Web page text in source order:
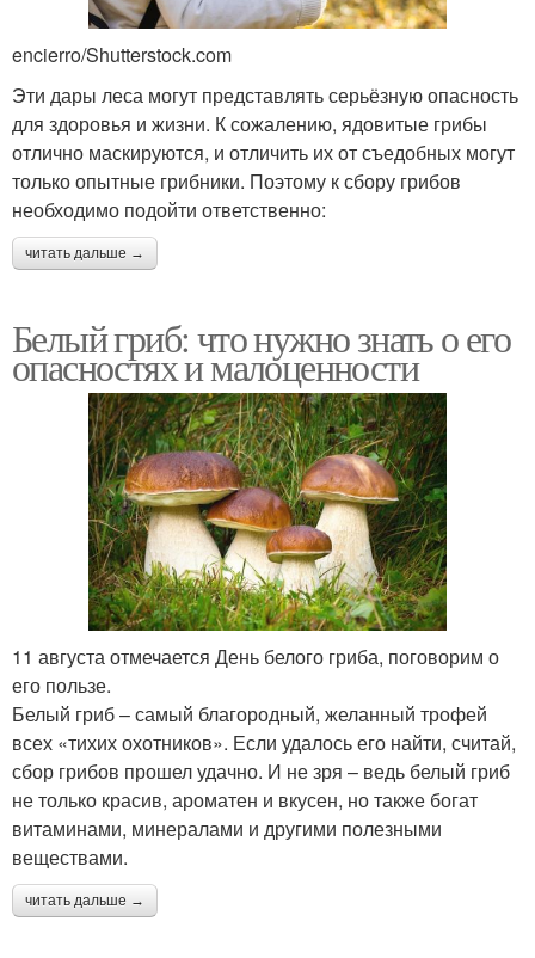
encierro/Shutterstock.com
Эти дары леса могут представлять серьёзную опасность
для здоровья и жизни. К сожалению, ядовитые грибы
отлично маскируются, и отличить их от съедобных могут
только опытные грибники. Поэтому к сбору грибов
необходимо подойти ответственно:
читать дальше →
Белый гриб: что нужно знать о его
опасностях и малоценности
11 августа отмечается День белого гриба, поговорим о
его пользе.
Белый гриб – самый благородный, желанный трофей
всех «тихих охотников». Если удалось его найти, считай,
сбор грибов прошел удачно. И не зря – ведь белый гриб
не только красив, ароматен и вкусен, но также богат
витаминами, минералами и другими полезными
веществами.
читать дальше →